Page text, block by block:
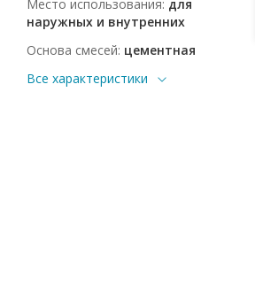
Место использования для
наружных и внутренних
Основа смесей цементная
Все характеристики